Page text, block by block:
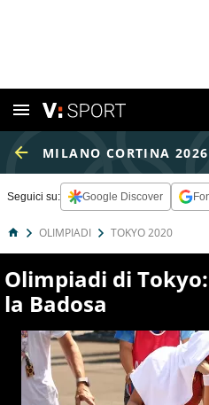
MILANO CORTINA 2026
Seguici su: Google Discover
OLIMPIADI TOKYO 2020
Olimpiadi di
la Badosa